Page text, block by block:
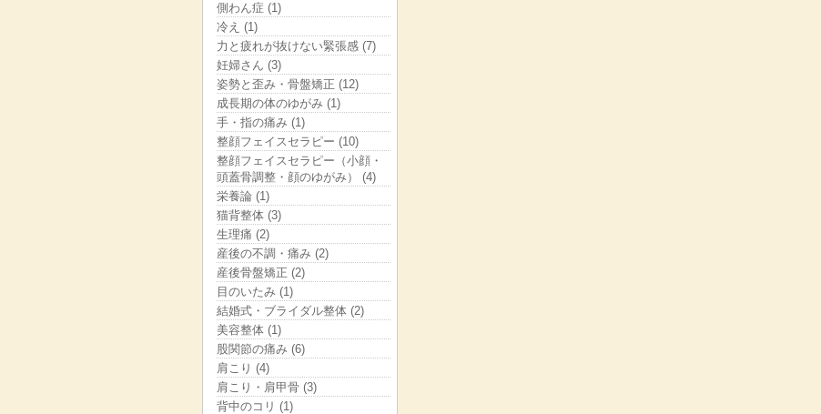
側わん症 (1)
冷え (1)
力と疲れが抜けない緊張感 (7)
妊婦さん (3)
姿勢と歪み・骨盤矯正 (12)
成長期の体のゆがみ (1)
手・指の痛み (1)
整顔フェイスセラピー (10)
整顔フェイスセラピー（小顔・
頭蓋骨調整・顔のゆがみ） (4)
栄養論 (1)
猫背整体 (3)
生理痛 (2)
産後の不調・痛み (2)
産後骨盤矯正 (2)
目のいたみ (1)
結婚式・ブライダル整体 (2)
美容整体 (1)
股関節の痛み (6)
肩こり (4)
肩こり・肩甲骨 (3)
背中のコリ (1)